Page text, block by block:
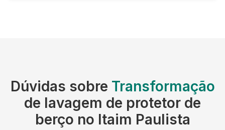
Dúvidas sobre Transformação
de lavagem de protetor de
berço no Itaim Paulista